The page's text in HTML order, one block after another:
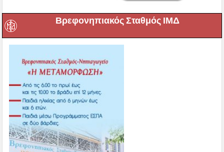
Βρεφονηπιακός Σταθμός ΙΜΔ